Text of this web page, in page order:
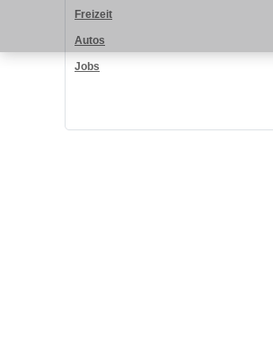
Freizeit
Autos
Jobs